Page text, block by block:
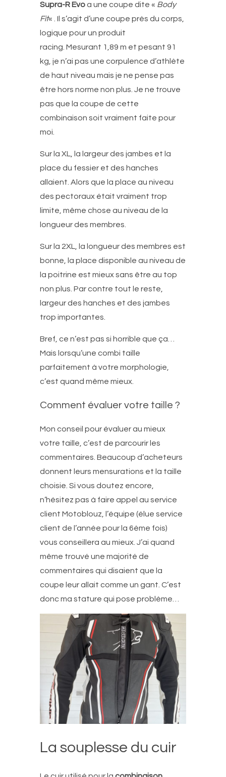
Supra-R Evoa une coupe dite « Body
Fit« . Il s’agit d’une coupe près du corps,
logique pour un produit
racing. Mesurant 1,89 m et pesant 91
kg, je n’ai pas une corpulence d’athlète
de haut niveau mais je ne pense pas
être hors norme non plus. Je ne trouve
pas que la coupe de cette
combinaison soit vraiment faite pour
moi.
Sur la XL, la largeur des jambes et la
place du fessier et des hanches
allaient. Alors que la place au niveau
des pectoraux était vraiment trop
limite, même chose au niveau de la
longueur des membres.
Sur la 2XL, la longueur des membres est
bonne, la place disponible au niveau de
la poitrine est mieux sans être au top
non plus. Par contre tout le reste,
largeur des hanches et des jambes
trop importantes.
Bref, ce n’est pas si horrible que ça…
Mais lorsqu’une combi taille
parfaitement à votre morphologie,
c’est quand même mieux.
Comment évaluer votre taille ?
Mon conseil pour évaluer au mieux
votre taille, c’est de parcourir les
commentaires. Beaucoup d’acheteurs
donnent leurs mensurations et la taille
choisie. Si vous doutez encore,
n’hésitez pas à faire appel au service
client Motoblouz, l’équipe (élue service
client de l’année pour la 6ème fois)
vous conseillera au mieux. J’ai quand
même trouvé une majorité de
commentaires qui disaient que la
coupe leur allait comme un gant. C’est
donc ma stature qui pose problème…
La souplesse du cuir